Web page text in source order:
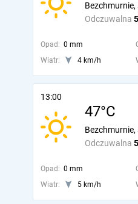
Odczuwalna
Bezchmurnie,
Opad: 0 mm
Wiatr:
4 km/h
13:00
47°C
Odczuwalna
Bezchmurnie,
Opad: 0 mm
Wiatr:
5 km/h